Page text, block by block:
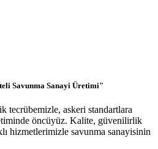
Savunma Sanayi Üretimi"
tecrübemizle, askeri standartlara
öncüyüz. Kalite, güvenilirlik
hizmetlerimizle savunma sanayisinin